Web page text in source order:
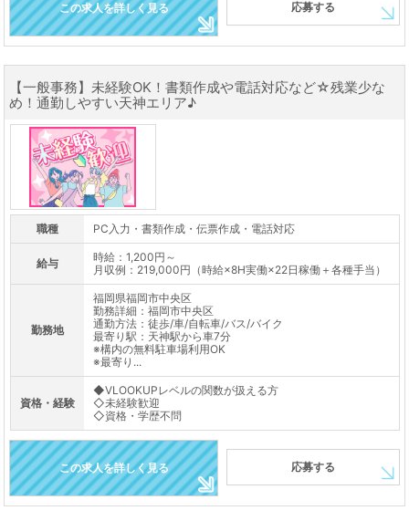
この求人を詳しく見る 応募する
【一般事務】未経験OK！書類作成や電話対応など☆残業少な
め！通勤しやすい天神エリア♪
職種 PC入力・書類作成・伝票作成・電話対応
給与
時給：1,200円～
月収例：219,000円（時給×8H実働×22日稼働＋各種手当）
勤務地
福岡県福岡市中央区
勤務詳細：福岡市中央区
通勤方法：徒歩/車/自転車/バス/バイク
最寄り駅：天神駅から車7分
※構内の無料駐車場利用OK
※最寄り...
資格・経験
◆VLOOKUPレベルの関数が扱える方
◇未経験歓迎
◇資格・学歴不問
この求人を詳しく見る 応募する